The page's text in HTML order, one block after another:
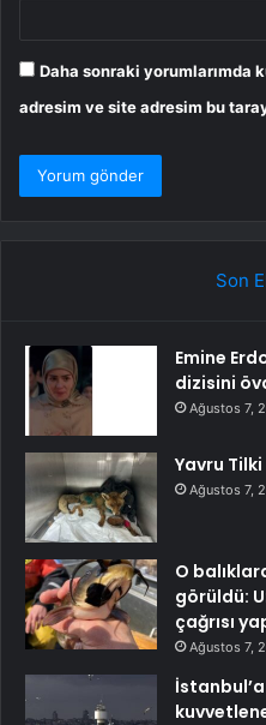
Daha sonraki yorumlarımda
adresim ve site adresim bu
Son
Emine
dizisini
Ağustos 7,
Yavru
Ağustos 7,
O
görüldü:
çağrısı
Ağustos 7,